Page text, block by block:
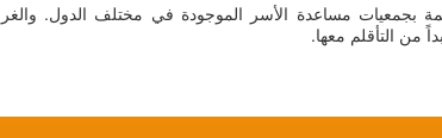
بجمعيات مساعدة الأسر الموجودة في مختلف الدول.
من التأقلم معها.